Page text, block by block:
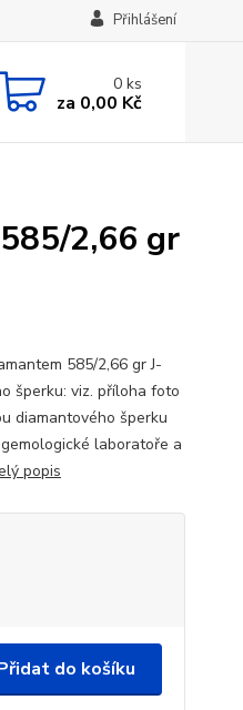
Přihlášení
0ks
za 0,00 Kč
2,66 gr
585/2,66 gr J-
šperku: viz. příloha foto
diamantového šperku
laboratoře a
popis
do košíku